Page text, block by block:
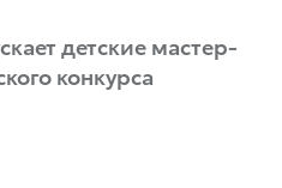
детские мастер-
конкурса